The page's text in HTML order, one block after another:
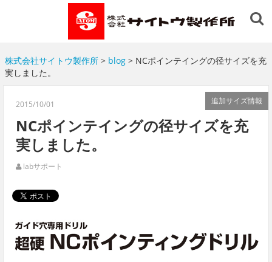
株式会社サイトウ製作所> blog> NCポインテイングの径サイズを充
実しました。
追加サイズ情報
2015/10/01
NCポインテイングの径サイズを充
実しました。
labサポート